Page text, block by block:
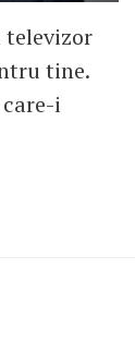
televizor
tine.
i